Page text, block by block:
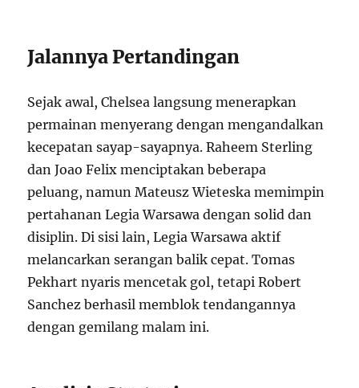
Jalannya Pertandingan
Sejak awal, Chelsea langsung menerapkan
permainan menyerang dengan mengandalkan
kecepatan sayap-sayapnya. Raheem Sterling
dan Joao Felix menciptakan beberapa
peluang, namun Mateusz Wieteska memimpin
pertahanan Legia Warsawa dengan solid dan
disiplin. Di sisi lain, Legia Warsawa aktif
melancarkan serangan balik cepat. Tomas
Pekhart nyaris mencetak gol, tetapi Robert
Sanchez berhasil memblok tendangannya
dengan gemilang malam ini.